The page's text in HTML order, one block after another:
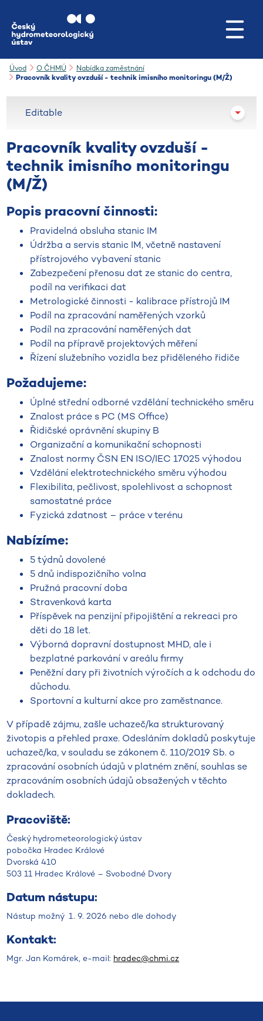
Úvod O ČHMÚ
Nabídka zaměstnání
Pracovník kvality ovzduší - technik imisního monitoringu (M/Ž)
Pracovník kvality ovzduší -
technik imisního monitoringu
(M/Ž)
Popis pracovní činnosti:
Pravidelná obsluha stanic IM
Údržba a servis stanic IM, včetně nastavení
přístrojového vybavení stanic
Zabezpečení přenosu dat ze stanic do centra,
podíl na verifikaci dat
Metrologické činnosti - kalibrace přístrojů IM
Podíl na zpracování naměřených vzorků
Podíl na zpracování naměřených dat
Podíl na přípravě projektových měření
Řízení služebního vozidla bez přiděleného řidiče
Požadujeme:
Úplné střední odborné vzdělání technického směru
Znalost práce s PC (MS Office)
Řidičské oprávnění skupiny B
Organizační a komunikační schopnosti
Znalost normy ČSN EN ISO/IEC 17025 výhodou
Vzdělání elektrotechnického směru výhodou
Flexibilita, pečlivost, spolehlivost a schopnost
samostatné práce
Fyzická zdatnost – práce v terénu
Nabízíme:
5 týdnů dovolené
5 dnů indispozičního volna
Pružná pracovní doba
Stravenková karta
Příspěvek na penzijní připojištění a rekreaci pro
děti do 18 let.
Výborná dopravní dostupnost MHD, ale i
bezplatné parkování v areálu firmy
Peněžní dary při životních výročích a k odchodu do
důchodu.
Sportovní a kulturní akce pro zaměstnance.
V případě zájmu, zašle uchazeč/ka strukturovaný
životopis a přehled praxe. Odesláním dokladů poskytuje
uchazeč/ka, v souladu se zákonem č. 110/2019 Sb. o
zpracování osobních údajů v platném znění, souhlas se
zpracováním osobních údajů obsažených v těchto
dokladech.
Pracoviště:
Český hydrometeorologický ústav
pobočka Hradec Králové
Dvorská 410
503 11 Hradec Králové – Svobodné Dvory
Datum nástupu:
Nástup možný 1. 9. 2026 nebo dle dohody
Kontakt:
Mgr. Jan Komárek, e-mail: hradec@chmi.cz
Editable